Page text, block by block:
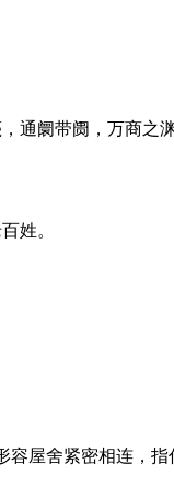
通阛带阓，万商之
姓。
屋舍紧密相连，指